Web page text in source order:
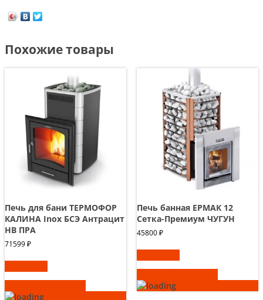
Похожие товары
Печь для бани ТЕРМОФОР
КАЛИНА Inox БСЭ Антрацит
НВ ПРА
71599₽
Печь банная ЕРМАК 12
Сетка-Премиум ЧУГУН
45800₽